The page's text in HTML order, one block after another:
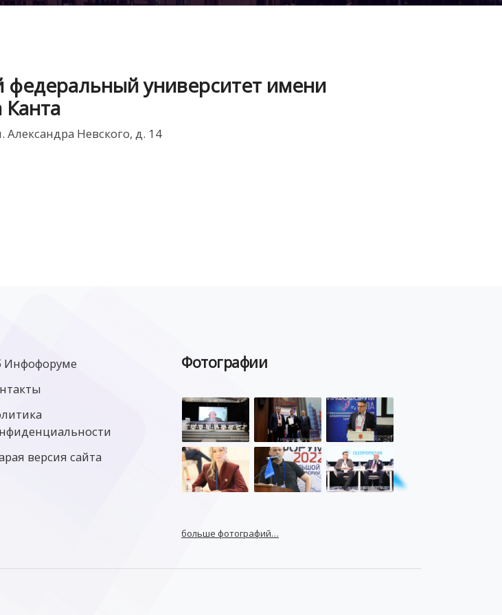
федеральный университет имени
Александра Невского, д. 14
Инфофоруме
версия сайта
Фотографии
больше фотографий…